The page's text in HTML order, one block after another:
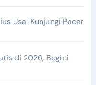
Usai Kunjungi Pacar
di 2026, Begini